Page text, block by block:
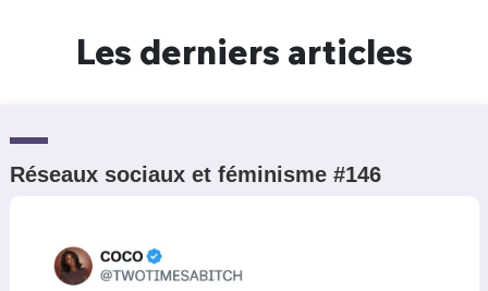
Les derniers articles
Réseaux sociaux et féminisme #146
Un Thread